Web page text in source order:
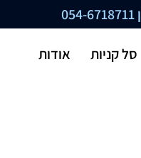
054-6718711
סל קניות אודות